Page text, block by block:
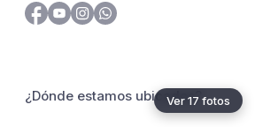
Ver 17 fotos
¿Dónde estamos ubicados?